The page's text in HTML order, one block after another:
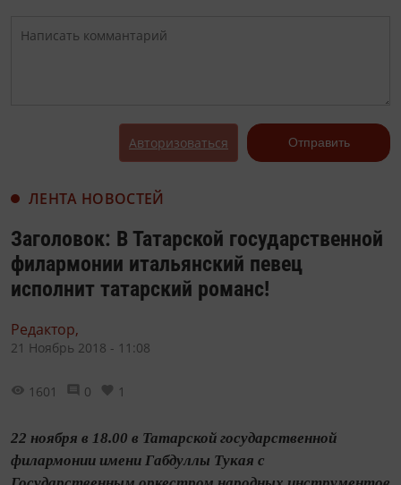
Авторизоваться Отправить
ЛЕНТА НОВОСТЕЙ
Заголовок: В Татарской государственной
филармонии итальянский певец
исполнит татарский романс!
Редактор,
21 Ноябрь 2018 - 11:08
1601 0 1
22 ноября в 18.00 в Татарской государственной
филармонии имени Габдуллы Тукая с